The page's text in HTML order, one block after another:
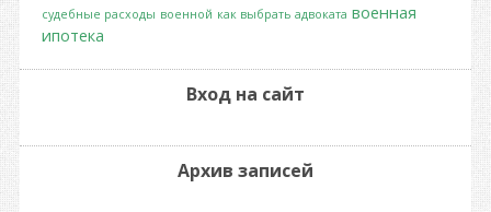
судебные расходы военной как выбрать адвоката военная
ипотека
Вход на сайт
Архив записей